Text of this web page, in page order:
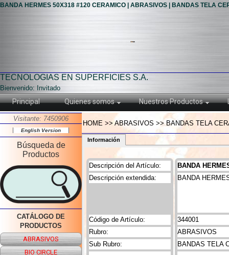
BANDA HERMES 50X318 #120 CERAMICO | ABRASIVOS | BANDAS TELA
TECNOLOGIAS EN SUPERFICIES S.A.
Bienvenido: Invitado
Principal Quienes somos Nuestros Productos
Visitante: 7450906
English Version
Búsqueda de
Productos
CATÁLOGO DE
PRODUCTOS
ABRASIVOS
BIO CIRCLE
HOME >> ABRASIVOS >> BANDAS TELA
Información
Descripción del Artículo:
Código de Artículo:
Rubro:
Sub Rubro:
Descripción extendida:
BANDA
344001
ABRASIVOS
BANDAS TELA
BANDA